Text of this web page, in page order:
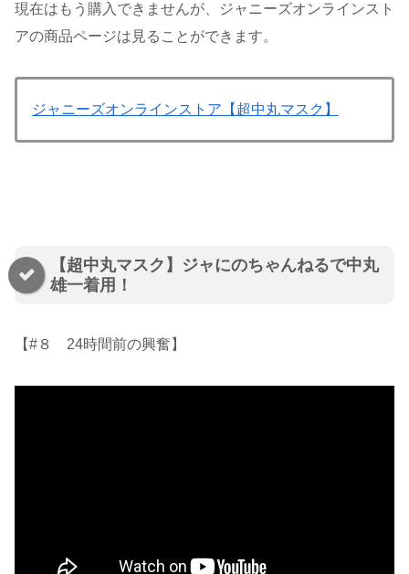
現在はもう購入できませんが、ジャニーズオンラインスト
アの商品ページは見ることができます。
ジャニーズオンラインストア【超中丸マスク】
【超中丸マスク】ジャにのちゃんねるで中丸
雄一着用！
【#８ 24時間前の興奮】